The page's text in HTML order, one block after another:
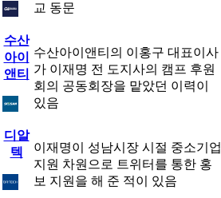
교 동문
수산
아이
앤티
수산아이앤티의 이홍구 대표이사
가 이재명 전 도지사의 캠프 후원
회의 공동회장을 맡았던 이력이
있음
디알
텍
이재명이 성남시장 시절 중소기업
지원 차원으로 트위터를 통한 홍
보 지원을 해 준 적이 있음